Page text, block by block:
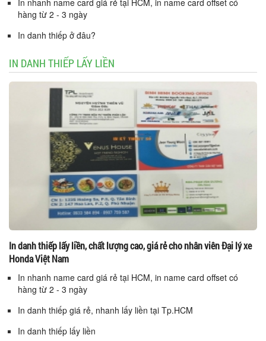
hàng từ 2 - 3 ngày
In danh thiếp ở đâu?
IN DANH THIẾP LẤY LIỀN
In danh thiếp lấy liền, chất lượng cao, giá rẻ cho nhân viên Đại lý xe
Honda Việt Nam
In nhanh name card giá rẻ tại HCM, in name card offset có
hàng từ 2 - 3 ngày
In danh thiếp giá rẻ, nhanh lấy liền tại Tp.HCM
In danh thiếp lấy liền